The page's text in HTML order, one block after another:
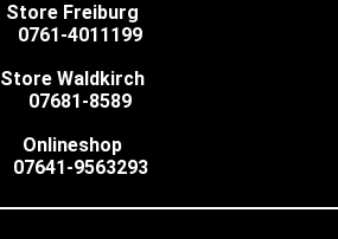
Store Freiburg
0761-4011199
Store Waldkirch
07681-8589
Onlineshop
07641-9563293